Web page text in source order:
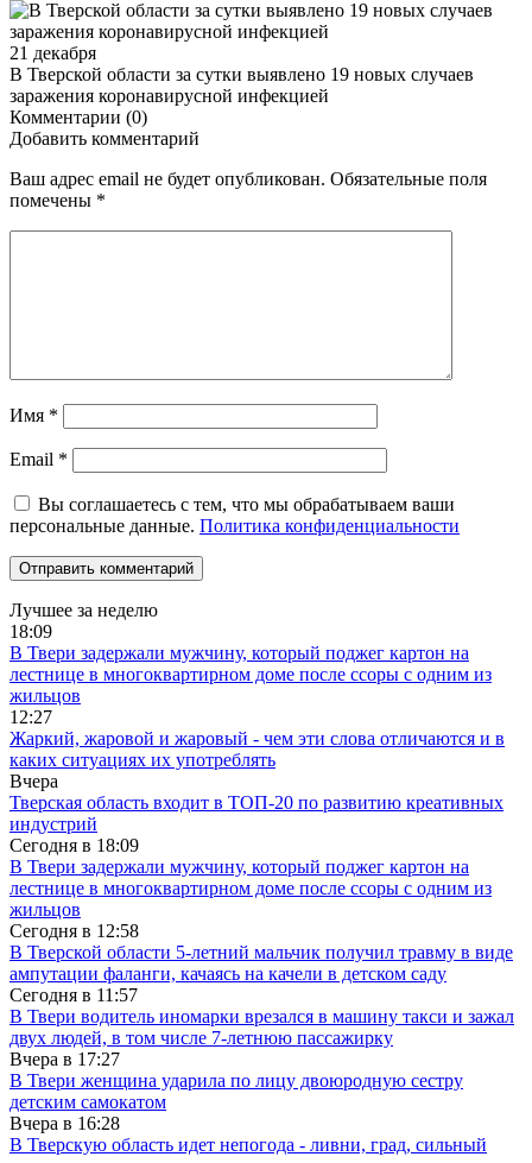
21 декабря
В Тверской области за сутки выявлено 19 новых случаев
заражения коронавирусной инфекцией
Комментарии (0)
Добавить комментарий
Ваш адрес email не будет опубликован. Обязательные поля
помечены *
Имя *
Email *
Вы соглашаетесь с тем, что мы обрабатываем ваши
персональные данные. Политика конфиденциальности
Лучшее за неделю
18:09
В Твери задержали мужчину, который поджег картон на
лестнице в многоквартирном доме после ссоры с одним из
жильцов
12:27
Жаркий, жаровой и жаровый - чем эти слова отличаются и в
каких ситуациях их употреблять
Вчера
Тверская область входит в ТОП-20 по развитию креативных
индустрий
Сегодня в 18:09
В Твери задержали мужчину, который поджег картон на
лестнице в многоквартирном доме после ссоры с одним из
жильцов
Сегодня в 12:58
В Тверской области 5-летний мальчик получил травму в виде
ампутации фаланги, качаясь на качели в детском саду
Сегодня в 11:57
В Твери водитель иномарки врезался в машину такси и зажал
двух людей, в том числе 7-летнюю пассажирку
Вчера в 17:27
В Твери женщина ударила по лицу двоюродную сестру
детским самокатом
Вчера в 16:28
В Тверскую область идет непогода - ливни, град, сильный